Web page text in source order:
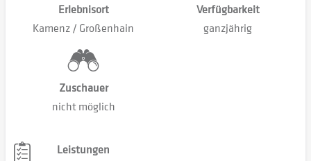
Erlebnisort
Kamenz / Großenhain
Verfügbarkeit
ganzjährig
Zuschauer
nicht möglich
Leistungen